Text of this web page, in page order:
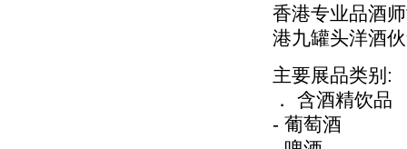
香港专业品酒
港九罐头洋酒
主要展品类别:
． 含酒精饮品
- 葡萄酒